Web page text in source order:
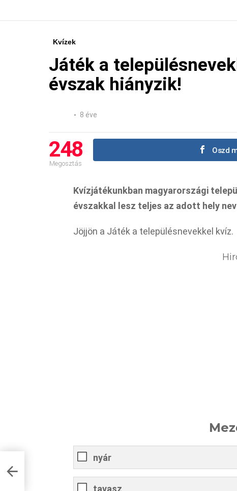
Kvízek
Játék a
évszak hiányzik!
8 éve
248
Megosztás
Oszd
Kvízjátékunkban magyarországi
évszakkal lesz teljes az adott hely
Jöjjön a Játék a településnevekkel kvíz.
nyár